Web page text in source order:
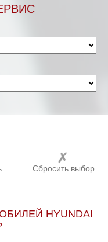
Сбросить выбор
HYUNDAI